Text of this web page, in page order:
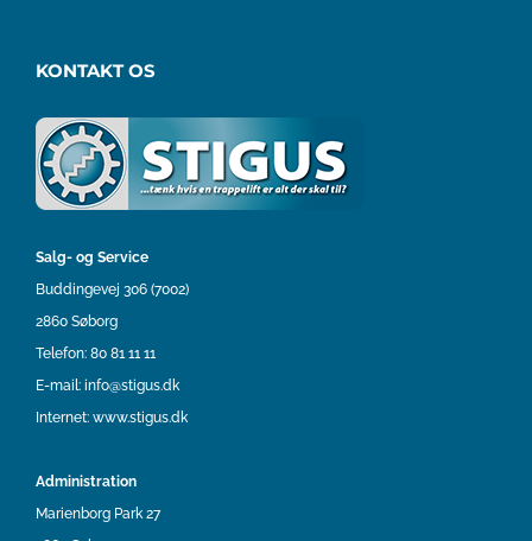
KONTAKT OS
Salg- og Service
Buddingevej 306 (7002)
2860 Søborg
Telefon: 80 81 11 11
E-mail: info@stigus.dk
Internet: www.stigus.dk
Administration
Marienborg Park 27